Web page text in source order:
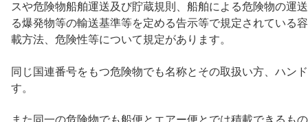
スや危険物船舶運送及び貯蔵規則、船舶による危険物の運
る爆発物等の輸送基準等を定める告示等で規定されている
載方法、危険性等について規定があります。
同じ国連番号をもつ危険物でも名称とその取扱い方、ハン
す。